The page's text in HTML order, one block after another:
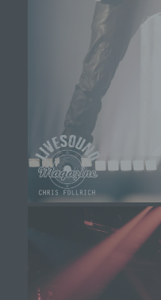
Deaktiviert die
Cookies in dem
unter Umständen
Internetseite
Erfassung von
Informationen
Die Internetseite erfasst
Internetseite durch eine
automatisiertes System
Daten und
Informationen werden
gespeichert. Erfasst
verwendeten
vom zugreifenden
Betriebssystem, (3) die
zugreifendes System
(sogenannte Referrer),
über ein zugreifendes
angesteuert werden,